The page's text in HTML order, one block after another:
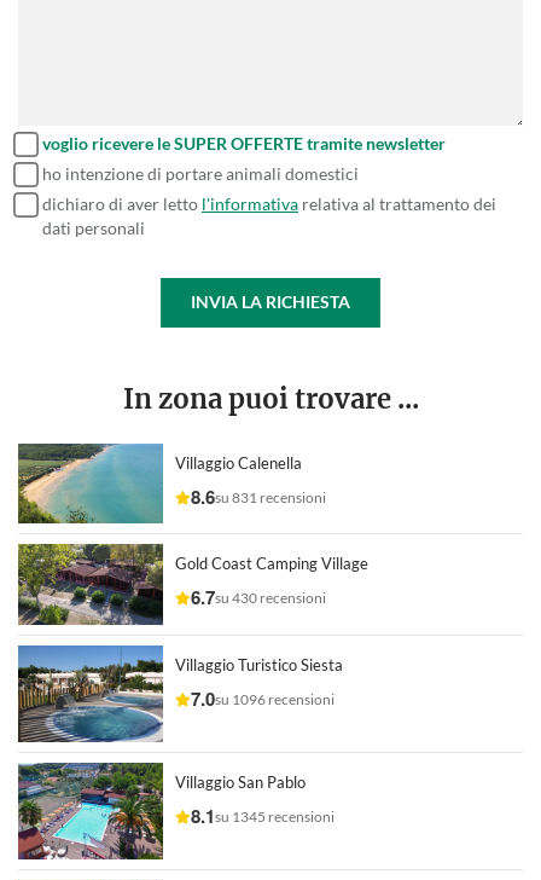
voglio ricevere le SUPER OFFERTE tramite newsletter
ho intenzione di portare animali domestici
dichiaro di aver letto l'informativa relativa al trattamento dei
dati personali
INVIA LA RICHIESTA
In zona puoi trovare ...
Villaggio Calenella
8.6su 831 recensioni
Gold Coast Camping Village
6.7su 430 recensioni
Villaggio Turistico Siesta
7.0su 1096 recensioni
Villaggio San Pablo
8.1su 1345 recensioni